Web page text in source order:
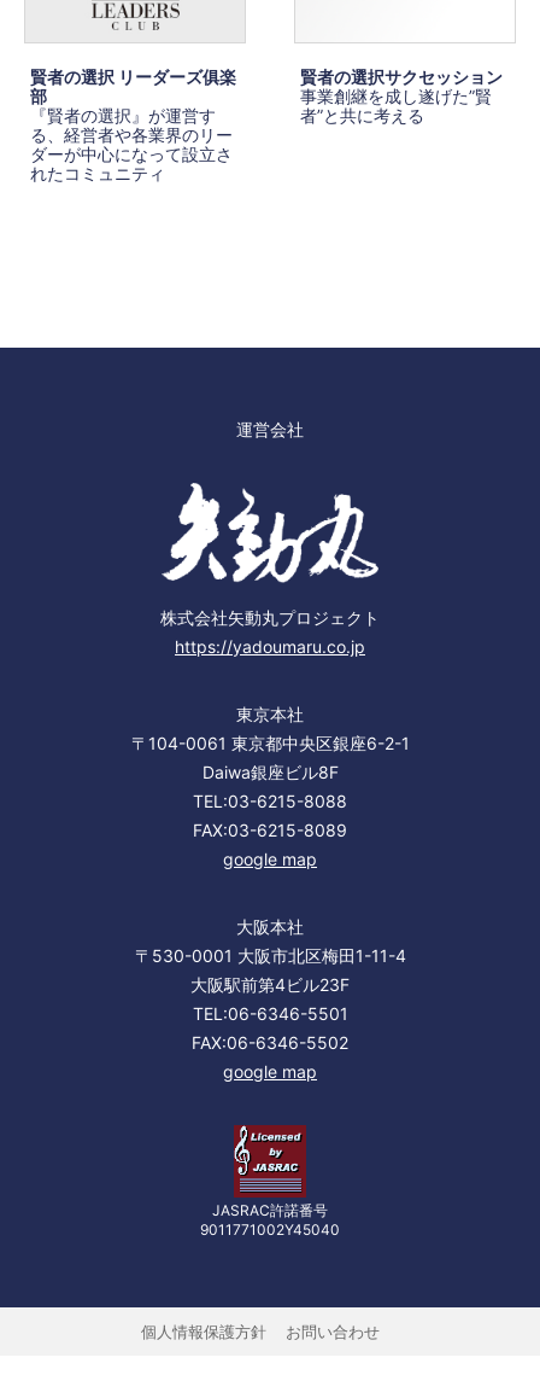
賢者の選択 リーダーズ俱楽
部
『賢者の選択』が運営す
る、経営者や各業界のリー
ダーが中心になって設立さ
れたコミュニティ
賢者の選択サクセッション
事業創継を成し遂げた”賢
者”と共に考える
運営会社
株式会社矢動丸プロジェクト
https://yadoumaru.co.jp
東京本社
〒104-0061 東京都中央区銀座6-2-1
Daiwa銀座ビル8F
TEL:03-6215-8088
FAX:03-6215-8089
google map
大阪本社
〒530-0001 大阪市北区梅田1-11-4
大阪駅前第4ビル23F
TEL:06-6346-5501
FAX:06-6346-5502
google map
JASRAC許諾番号
9011771002Y45040
個人情報保護方針 お問い合わせ